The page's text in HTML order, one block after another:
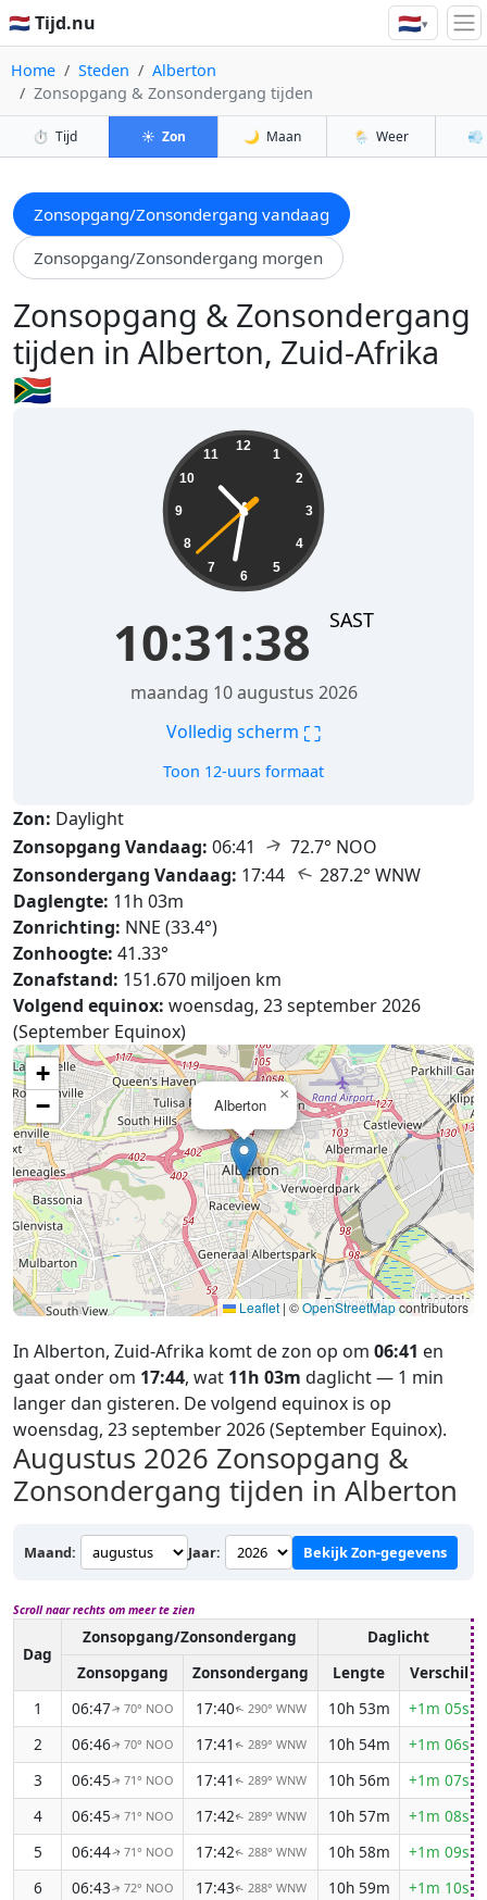
🇳🇱 Tijd.nu 🇳🇱▾
Home Steden
Alberton
Zonsopgang & Zonsondergang tijden
⏱️ Tijd ☀️ Zon 🌙 Maan 🌦️ Weer 💨
Zonsopgang/Zonsondergang vandaag
Zonsopgang/Zonsondergang morgen
Zonsopgang & Zonsondergang
tijden in Alberton, Zuid-Afrika
🇿🇦
12
1
2
3
4
5
6
7
8
9
10
11
10:31:39 SAST
maandag 10 augustus 2026
Volledig scherm ⛶
Toon 12-uurs formaat
Zon: Daylight
Zonsopgang Vandaag: 06:41 ↑ 72.7° NOO
Zonsondergang Vandaag: 17:44 ↑ 287.2° WNW
Daglengte: 11h 03m
Zonrichting: NNE (33.4°)
Zonhoogte: 41.33°
Zonafstand: 151.670 miljoen km
Volgend equinox: woensdag, 23 september 2026
(September Equinox)
Alberton
×
+
−
Leaflet | ©OpenStreetMapcontributors
In Alberton, Zuid-Afrika komt de zon op om 06:41 en
gaat onder om 17:44, wat 11h 03m daglicht — 1 min
langer dan gisteren. De volgend equinox is op
woensdag, 23 september 2026 (September Equinox).
Augustus 2026 Zonsopgang &
Zonsondergang tijden in Alberton
Maand: Jaar: Bekijk Zon-gegevens
Scroll naar rechts om meer te zien
Dag
Zonsopgang/Zonsondergang
Daglicht
Zonsopgang
Zonsondergang Lengte
Verschil
1
06:47↑ 70° NOO 17:40↑ 290° WNW 10h 53m
+1m 05s
2
06:46↑ 70° NOO 17:41 ↑ 289° WNW 10h 54m
+1m 06s
3
06:45↑ 71° NOO 17:41 ↑ 289° WNW 10h 56m
+1m 07s
4
06:45↑ 71° NOO 17:42↑ 289° WNW 10h 57m
+1m 08s
5
06:44↑ 71° NOO 17:42↑ 288° WNW 10h 58m
+1m 09s
6
06:43↑ 72° NOO 17:43↑ 288° WNW 10h 59m
+1m 10s